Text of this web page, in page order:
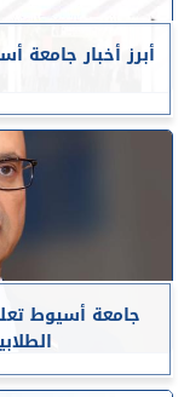
جامعة أسيوط